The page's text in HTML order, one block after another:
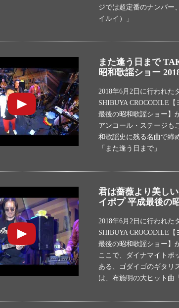
ジでは超定番のナンバー
イルイ）」
また逢う日まで
昭和歌謡ショー 2018
2018年6月2日に行われた
SHIBUYA CROCODILE
最後の昭和歌謡ショー】
アンコール・ステージも
和歌謡史に残る名曲で締
「また逢う日まで」
君は薔薇より美し
イポプ 平成最後の
2018年6月2日に行われた
SHIBUYA CROCODILE
最後の昭和歌謡ショー】
ここで、ダイナマイトポ
ある、ゴダイゴのギタリ
は、布施明の大ヒット曲